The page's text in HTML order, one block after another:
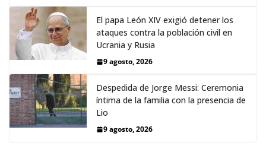
El papa León XIV exigió detener los
ataques contra la población civil en
Ucrania y Rusia
9 agosto, 2026
Despedida de Jorge Messi: Ceremonia
íntima de la familia con la presencia de
Lio
9 agosto, 2026